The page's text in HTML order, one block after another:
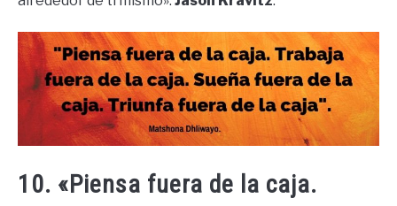
10. «Piensa fuera de la caja.